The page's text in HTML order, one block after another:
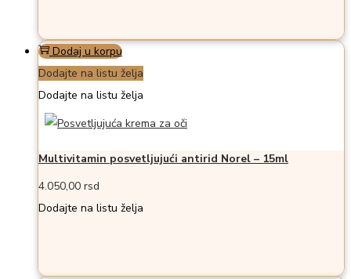
Dodaj u korpu
Dodajte na listu želja
Dodajte na listu želja
Multivitamin posvetljujući antirid Norel – 15ml
4.050,00 rsd
Dodajte na listu želja